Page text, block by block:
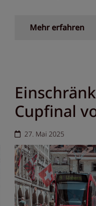
Mehr erfahren
Cupfinal
27. Mai 2025